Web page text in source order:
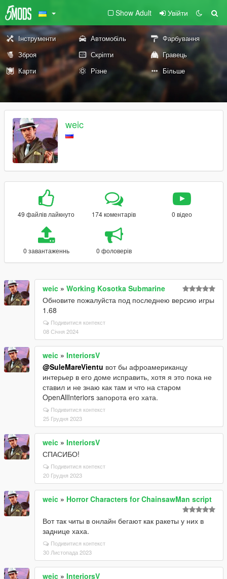
Show Adult Увійти
Інструменти Автомобіль
Фарбування
Зброя
Скріпти
Гравець
Карти
Різне Більше
weic
49 файлів лайкнуто 174 коментарів 0 відео
0 завантаженнь 0 фоловерів
weic » Working Kosotka Submarine
Обновите пожалуйста под последнею версию игры
1.68
Подивитися контекст
08 Січня 2024
weic » InteriorsV
@SuleMareVientu вот бы афроамериканцу
интерьер в его доме исправить, хотя я это пока не
ставил и не знаю как там и что на старом
OpenAllInteriors запорота его хата.
Подивитися контекст
25 Грудня 2023
weic » InteriorsV
СПАСИБО!
Подивитися контекст
20 Грудня 2023
weic » Horror Characters for ChainsawMan script
Вот так читы в онлайн бегают как ракеты у них в
заднице хаха.
Подивитися контекст
30 Листопада 2023
weic » InteriorsV